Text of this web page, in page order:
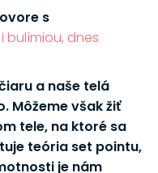
s
bulímiou, dnes
a naše telá
Môžeme však žiť
tele, na ktoré sa
teória set pointu,
je nám